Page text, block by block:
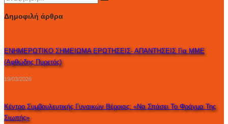
Δημοφιλή άρθρα
ΕΝΗΜΕΡΩΤΙΚΟ ΣΗΜΕΙΩΜΑ ΕΡΩΤΗΣΕΙΣ- ΑΠΑΝΤΗΣΕΙΣ Για ΜΜΕ
(Αφθώδης Πυρετός)
19/03/2026
Κέντρο Συμβουλευτικής Γυναικών Βέροιας: «Να Σπάσει Το Φράγμα Της
Σιωπής»